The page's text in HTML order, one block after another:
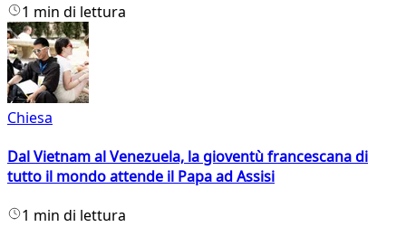
1 min di lettura
Chiesa
Dal Vietnam al Venezuela, la gioventù francescana di
tutto il mondo attende il Papa ad Assisi
1 min di lettura